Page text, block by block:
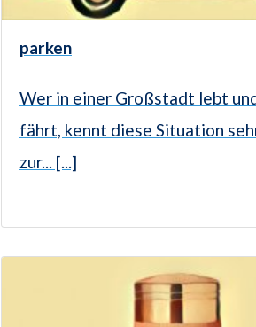
parken
Wer in einer Großstadt lebt
fährt, kennt diese Situation
zur... [...]